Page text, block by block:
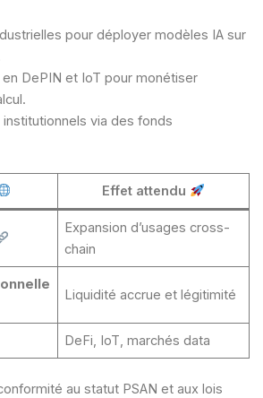
pour déployer modèles IA sur
DePIN et IoT pour monétiser
via des fonds
Effet attendu
Expansion d’usages cross-
chain
Liquidité accrue et légitimité
DeFi, IoT, marchés data
au statut PSAN et aux lois